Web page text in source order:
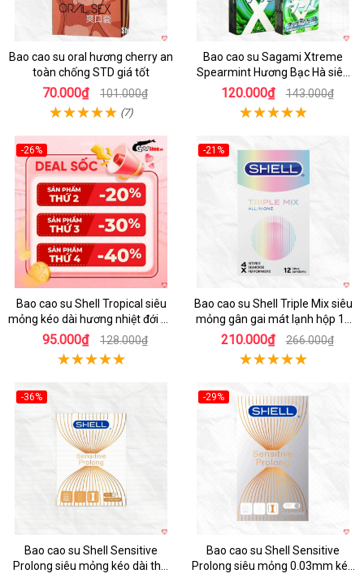
Bao cao su oral hương cherry an
toàn chống STD giá tốt
70.000₫ 101.000₫
(7)
Bao cao su Sagami Xtreme
Spearmint Hương Bạc Hà siêu
mỏng, kéo dài thời gian - Hộp 10
cái
120.000₫ 143.000₫
-26%
Hot
Bao cao su Shell Tropical siêu
mỏng kéo dài hương nhiệt đới an
toàn
95.000₫ 128.000₫
-21%
Bao cao su Shell Triple Mix siêu
mỏng gân gai mát lạnh hộp 12
cái
210.000₫ 266.000₫
-36%
Bao cao su Shell Sensitive
Prolong siêu mỏng kéo dài thời
-29%
Bao cao su Shell Sensitive
Prolong siêu mỏng 0.03mm kéo